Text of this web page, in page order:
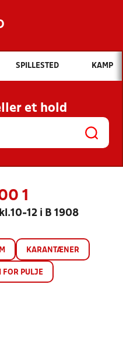
Hvad vil du søge efter?
OG NYHEDER
KLUBBER OG
SPILLESTED KAMP
et hold
1
12 i B 1908
KARANTÆNER
FOR PULJE